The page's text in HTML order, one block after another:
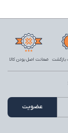
ضمانت اصل بودن کالا